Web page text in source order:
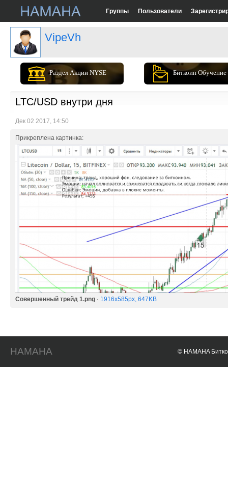
Группы Пользователи
VipeVh
Раздел Акции NYSE Биткоин Обучение
LTC/USD внутри дня
Дек 02 2017, 14:50
Прикреплена картинка:
Совершенный трейд 1.png · 1916x585px, 647KB
HAMAHA © HAMAHA